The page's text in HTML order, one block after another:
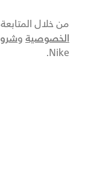
من خلال
الخصوصية و
Nike.